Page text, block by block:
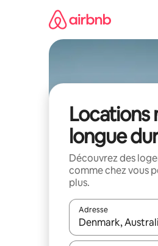
Locations
longue
Découvrez des
comme chez vous
plus.
Adresse
Lorsque les